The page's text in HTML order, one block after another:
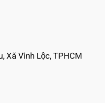
Xã Vĩnh Lộc, TPHCM